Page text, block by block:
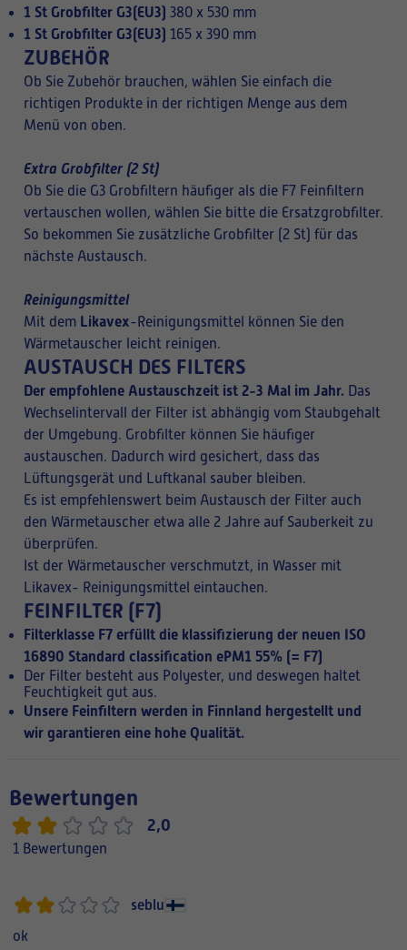
1 St Grobfilter G3(EU3) 380 x 530 mm
1 St Grobfilter G3(EU3) 165 x 390 mm
ZUBEHÖR
Ob Sie Zubehör brauchen, wählen Sie einfach die
richtigen Produkte in der richtigen Menge aus dem
Menü von oben.
Extra Grobfilter (2 St)
Ob Sie die G3 Grobfiltern häufiger als die F7 Feinfiltern
vertauschen wollen, wählen Sie bitte die Ersatzgrobfilter.
So bekommen Sie zusätzliche Grobfilter (2 St) für das
nächste Austausch.
Reinigungsmittel
Mit dem Likavex-Reinigungsmittel können Sie den
Wärmetauscher leicht reinigen.
AUSTAUSCH DES FILTERS
Der empfohlene Austauschzeit ist 2-3 Mal im Jahr. Das
Wechselintervall der Filter ist abhängig vom Staubgehalt
der Umgebung. Grobfilter können Sie häufiger
austauschen. Dadurch wird gesichert, dass das
Lüftungsgerät und Luftkanal sauber bleiben.
Es ist empfehlenswert beim Austausch der Filter auch
den Wärmetauscher etwa alle 2 Jahre auf Sauberkeit zu
überprüfen.
Ist der Wärmetauscher verschmutzt, in Wasser mit
Likavex- Reinigungsmittel eintauchen.
FEINFILTER (F7)
Filterklasse F7 erfüllt die klassifizierung der neuen ISO
16890 Standard classification ePM1 55% (= F7)
Der Filter besteht aus Polyester, und deswegen haltet
Feuchtigkeit gut aus.
Unsere Feinfiltern werden in Finnland hergestellt und
wir garantieren eine hohe Qualität.
Bewertungen
2,0
1 Bewertungen
seblu
ok